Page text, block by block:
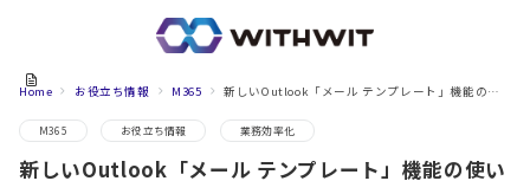
Home お役立ち情報 M365 新しいOutlook「メール テンプレート」機能の使い方と注意点
M365 お役立ち情報 業務効率化
新しいOutlook「メール テンプレート」機能の使い